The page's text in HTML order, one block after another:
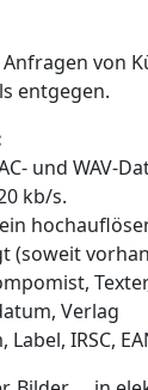
von
entgegen.
und WAV-
kb/s.
(soweit
Verlag
IRSC,